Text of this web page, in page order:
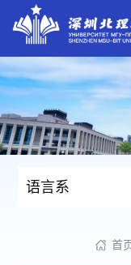
语言系
首